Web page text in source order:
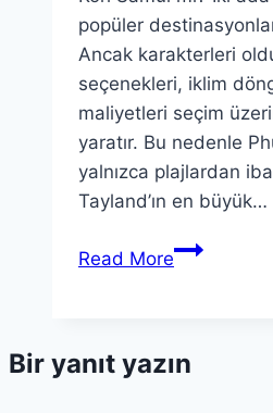
popüler
Ancak karakterleri
seçenekleri, iklim
maliyetleri seçim
yaratır. Bu nedenle
yalnızca plajlardan
Tayland’ın en büyük…
Read MorePhuket
Bir yanıt yazın